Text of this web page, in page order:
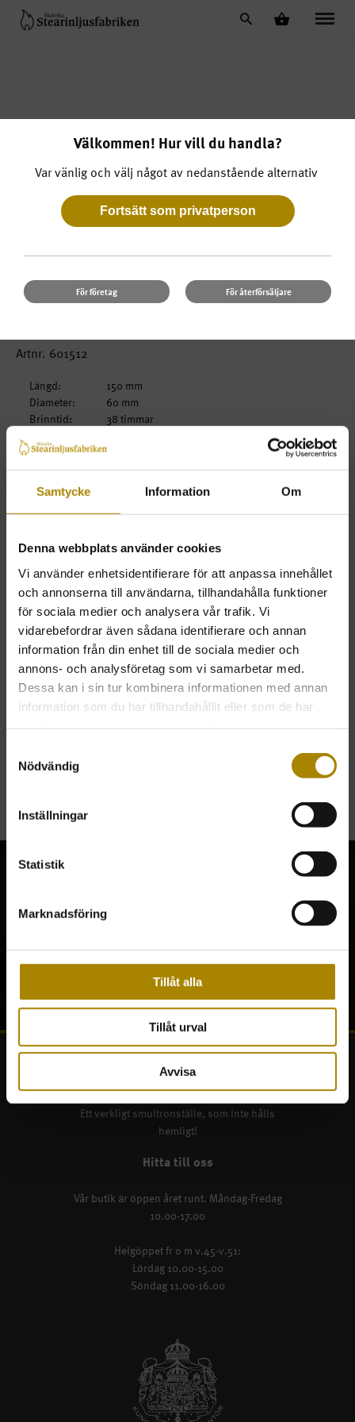
Samtycke Information Om
Denna webbplats använder cookies
Vi använder enhetsidentifierare för att anpassa innehållet
och annonserna till användarna, tillhandahålla funktioner
för sociala medier och analysera vår trafik. Vi
vidarebefordrar även sådana identifierare och annan
information från din enhet till de sociala medier och
annons- och analysföretag som vi samarbetar med.
Dessa kan i sin tur kombinera informationen med annan
information som du har tillhandahållit eller som de har
Nödvändig
Inställningar
Statistik
Marknadsföring
Tillåt alla
Tillåt urval
Avvisa
Artnr. 601512
Längd:
150 mm
Diameter:
60 mm
Brinntid:
38 timmar
Form:
Beskrivning
- Genomfärgade
- Blir oftast nätmönster på ljusen
Beställ Pris Antal
1-pack 99kr
ink. moms
KÖP
LÄGSTA BELOPP FÖR ATT HANDLA 500 KR
En krönt affärsrelation
FABRIKSBUTIKEN
Ett verkligt smultronställe, som inte hålls
hemligt!
Hitta till oss
Vår butik är öppen året runt. Måndag-Fredag
10.00-17.00
Helgöppet fr o m v.45-v.51:
Lördag 10.00-15.00
Söndag 11.00-16.00
Välkommen! Hur vill du handla?
Var vänlig och välj något av nedanstående alternativ
För företag För återförsäljare